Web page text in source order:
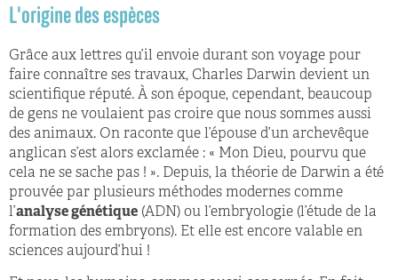
L'origine des espèces
Grâce aux lettres qu’il envoie durant son voyage pour
faire connaître ses travaux, Charles Darwin devient un
scientifique réputé. À son époque, cependant, beaucoup
de gens ne voulaient pas croire que nous sommes aussi
des animaux. On raconte que l’épouse d’un archevêque
anglican s’est alors exclamée : « Mon Dieu, pourvu que
cela ne se sache pas ! ». Depuis, la théorie de Darwin a été
prouvée par plusieurs méthodes modernes comme
l’analyse génétique (ADN) ou l’embryologie (l’étude de la
formation des embryons). Et elle est encore valable en
sciences aujourd’hui !